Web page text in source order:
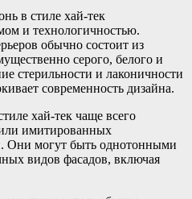
в стиле хай-тек
и технологичностью.
обычно состоит из
серого, белого и
стерильности и лаконичности
современность дизайна.
хай-тек чаще всего
имитированных
Они могут быть однотонными
видов фасадов, включая